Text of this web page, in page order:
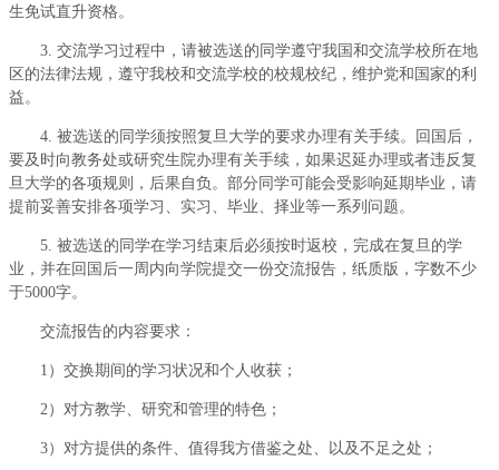
生免试直升资格。
3. 交流学习过程中，请被选送的同学遵守我国和交流学校所在地
区的法律法规，遵守我校和交流学校的校规校纪，维护党和国家的利
益。
4. 被选送的同学须按照复旦大学的要求办理有关手续。回国后，
要及时向教务处或研究生院办理有关手续，如果迟延办理或者违反复
旦大学的各项规则，后果自负。部分同学可能会受影响延期毕业，请
提前妥善安排各项学习、实习、毕业、择业等一系列问题。
5. 被选送的同学在学习结束后必须按时返校，完成在复旦的学
业，并在回国后一周内向学院提交一份交流报告，纸质版，字数不少
于5000字。
交流报告的内容要求：
1）交换期间的学习状况和个人收获；
2）对方教学、研究和管理的特色；
3）对方提供的条件、值得我方借鉴之处、以及不足之处；